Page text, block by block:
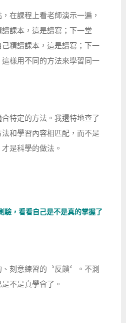
在課程上看老師演示一遍，
課本，這是讀寫；下一堂
精讀課本，這是讀寫；下一
樣用不同的方法來學習同一
特定的方法。我還特地查了
和學習內容相匹配，而不是
是科學的做法。
驗，看看自己是不是真的掌握了
刻意練習的〝反饋〞。不測
不是真學會了。